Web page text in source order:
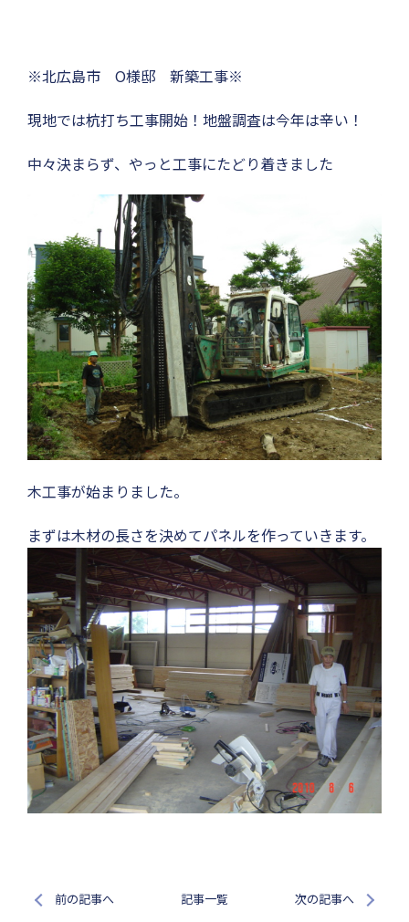
※北広島市 O様邸 新築工事※
現地では杭打ち工事開始！地盤調査は今年は辛い！
中々決まらず、やっと工事にたどり着きました
木工事が始まりました。
まずは木材の長さを決めてパネルを作っていきます。
前の記事へ 記事一覧 次の記事へ